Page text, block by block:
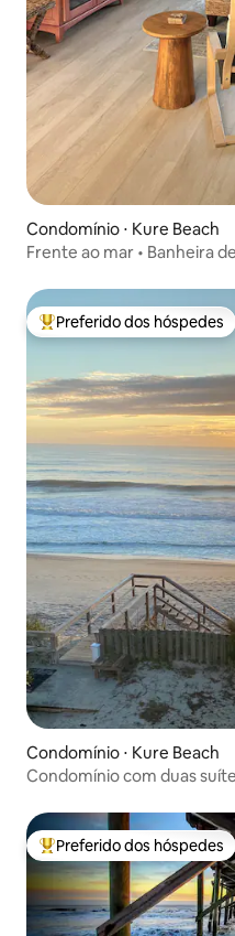
Condomínio ⋅ Kure Beach
Frente ao mar • Banheira
Entre os melhores
Preferido dos hóspedes
Condomínio ⋅ Kure Beach
Condomínio com duas
Entre os melhores
Preferido dos hóspedes